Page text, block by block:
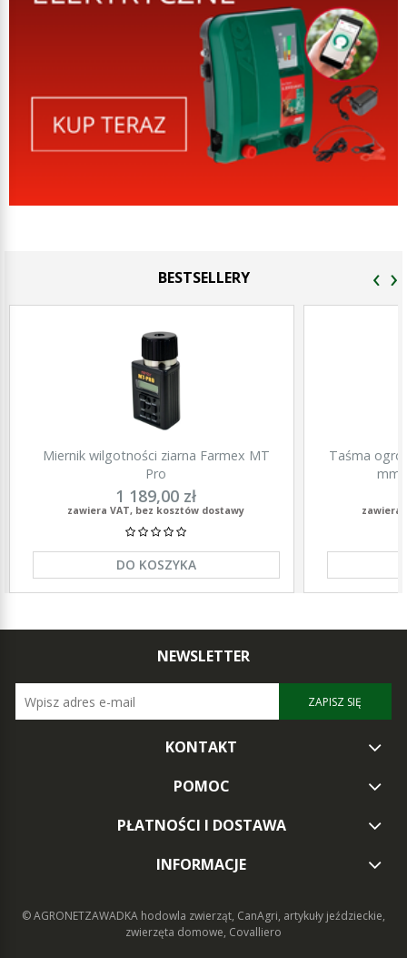
BESTSELLERY
Miernik wilgotności ziarna Farmex MT
Pro
1 189,00 zł
zawiera VAT, bez kosztów dostawy
DO KOSZYKA
Taśma
mm,
zawiera
‹ ›
NEWSLETTER
ZAPISZ SIĘ
KONTAKT
POMOC
PŁATNOŚCI I DOSTAWA
INFORMACJE
© AGRONETZAWADKA hodowla zwierząt, CanAgri, artykuły jeździeckie,
zwierzęta domowe, Covalliero